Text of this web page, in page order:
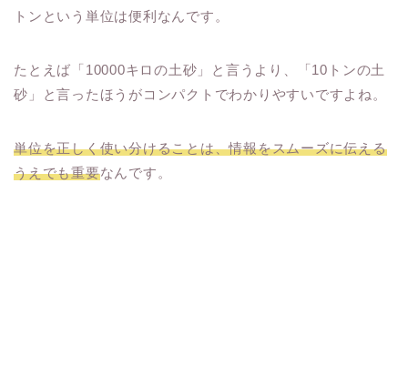
トンという単位は便利なんです。
たとえば「10000キロの土砂」と言うより、「10トンの土
砂」と言ったほうがコンパクトでわかりやすいですよね。
単位を正しく使い分けることは、情報をスムーズに伝える
うえでも重要なんです。